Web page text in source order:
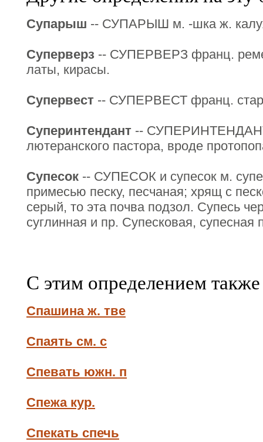
Супарыш -- СУПАРЫШ м. -шка ж.
Суперверз -- СУПЕРВЕРЗ франц.
латы, кирасы.
Супервест -- СУПЕРВЕСТ франц.
Суперинтендант --
лютеранского пастора, вроде
Супесок -- СУПЕСОК и супесок м.
примесью песку, песчаная; хрящ с
серый, то эта почва подзол. Супесь
суглинная и пр. Супесковая, супесная
С этим определением
Спашина ж. тве
Спаять см. с
Спевать южн. п
Спежа кур.
Спекать спечь